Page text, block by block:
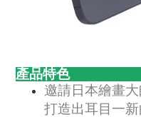
產品特色
邀請日本繪畫
打造出耳目一